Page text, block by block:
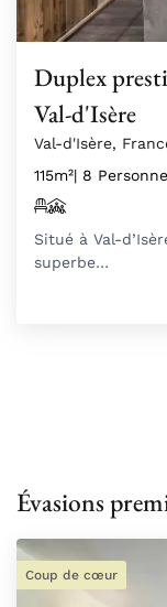
Duplex
Val-d'Isère
Val-d'Isère,
115m²| 8
Situé à Val-
superbe…
Évasions
Coup de cœur